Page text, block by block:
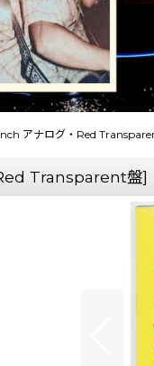
アナログ・Red
Transparent盤]